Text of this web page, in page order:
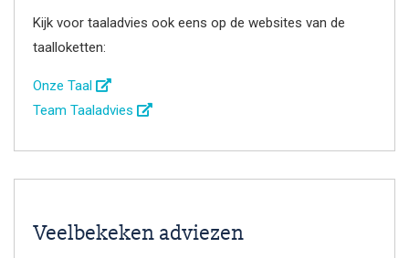
Kijk voor taaladvies ook eens op de websites van de
taalloketten:
Onze Taal
Team Taaladvies
Veelbekeken adviezen